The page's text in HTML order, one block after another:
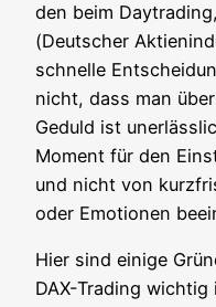
den beim
(Deut­scher
schnel­le
nicht, dass man
Geduld ist
Moment für den
und nicht von
oder Emo­tio­nen
Hier sind eini­ge
DAX-Tra­ding wich­tig